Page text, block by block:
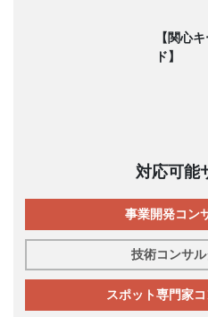
【関心
ド】
対応可能
事業開発コン
技術コンサ
スポット専門家